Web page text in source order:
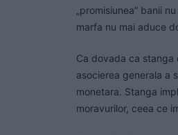
„promisiunea” banii
marfa nu mai aduce
Ca dovada ca stanga
asocierea generala a
monetara. Stanga
moravurilor, ceea ce